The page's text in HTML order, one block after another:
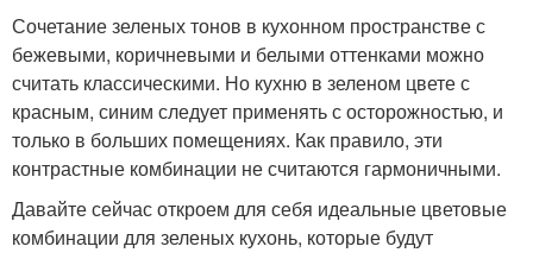
Сочетание зеленых тонов в кухонном пространстве с
бежевыми, коричневыми и белыми оттенками можно
считать классическими. Но кухню в зеленом цвете с
красным, синим следует применять с осторожностью, и
только в больших помещениях. Как правило, эти
контрастные комбинации не считаются гармоничными.
Давайте сейчас откроем для себя идеальные цветовые
комбинации для зеленых кухонь, которые будут